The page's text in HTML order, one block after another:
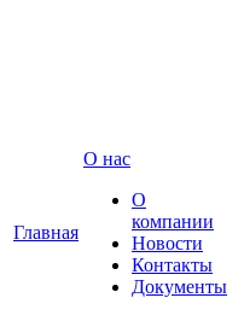
Главная
О нас
О
компании
Новости
Контакты
Документы